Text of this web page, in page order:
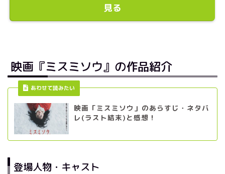
見る
映画『ミスミソウ』の作品紹介
あわせて読みたい
映画「ミスミソウ」のあらすじ・ネタバ
レ(ラスト結末)と感想！
登場人物・キャスト